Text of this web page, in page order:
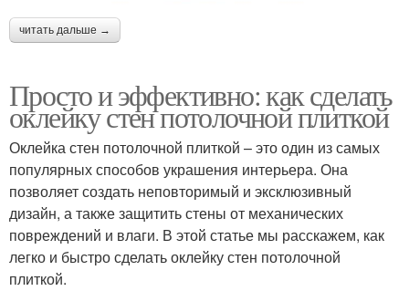
читать дальше →
Просто и эффективно: как сделать
оклейку стен потолочной плиткой
Оклейка стен потолочной плиткой – это один из самых
популярных способов украшения интерьера. Она
позволяет создать неповторимый и эксклюзивный
дизайн, а также защитить стены от механических
повреждений и влаги. В этой статье мы расскажем, как
легко и быстро сделать оклейку стен потолочной
плиткой.